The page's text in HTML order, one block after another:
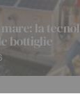
la
bottiglie